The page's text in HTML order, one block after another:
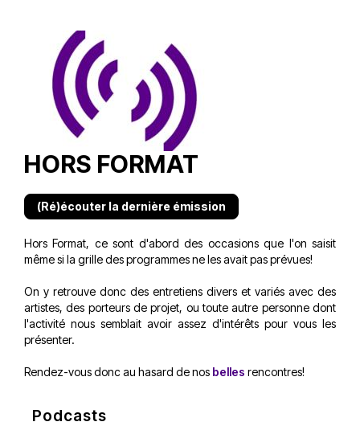
HORS FORMAT
(Ré)écouter la dernière émission
Hors Format, ce sont d'abord des occasions que l'on saisit
même si la grille des programmes ne les avait pas prévues!
On y retrouve donc des entretiens divers et variés avec des
artistes, des porteurs de projet, ou toute autre personne dont
l'activité nous semblait avoir assez d'intérêts pour vous les
présenter.
Rendez-vous donc au hasard de nos belles rencontres!
Podcasts